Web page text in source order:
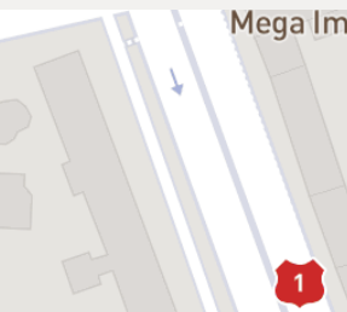
colaborare între două dintre cele mai
din România: Teatrul